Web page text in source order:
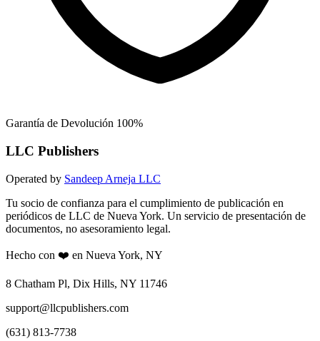
Garantía de Devolución 100%
LLC Publishers
Operated by Sandeep Arneja LLC
Tu socio de confianza para el cumplimiento de publicación en
periódicos de LLC de Nueva York. Un servicio de presentación de
documentos, no asesoramiento legal.
Hecho con ❤️ en Nueva York, NY
8 Chatham Pl, Dix Hills, NY 11746
support@llcpublishers.com
(631) 813-7738